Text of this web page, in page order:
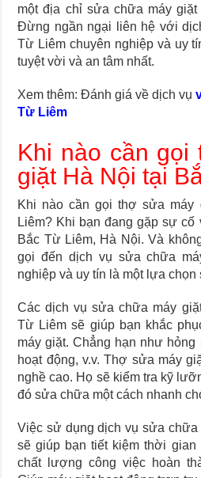
một địa chỉ sửa chữa máy
Đừng ngần ngại liên hệ với
Từ Liêm chuyên nghiệp và uy
tuyệt vời và an tâm nhất.
Xem thêm: Đánh giá về dịch vụ
Từ Liêm
Khi nào cần gọi
giặt Hà Nội tại
Khi nào cần gọi thợ sửa
Liêm? Khi bạn đang gặp sự
Bắc Từ Liêm, Hà Nội. Và
gọi đến dịch vụ sửa chữa
nghiệp và uy tín là một lựa chọn
Các dịch vụ sửa chữa máy
Từ Liêm sẽ giúp bạn khắc
máy giặt. Chẳng hạn như
hoạt động, v.v. Thợ sửa máy
nghề cao. Họ sẽ kiểm tra kỹ
đó sửa chữa một cách nhanh
Việc sử dụng dịch vụ sửa chữa
sẽ giúp bạn tiết kiệm thời
chất lượng công việc hoàn